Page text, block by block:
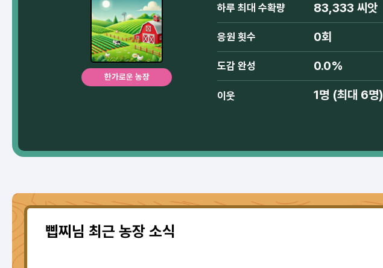
한가로운 농장
하루 최대 수확량 83,333 씨앗
응원 횟수 0회
도감 완성 0.0%
이웃 1명 (최대 6명)
삡찌님 최근 농장 소식